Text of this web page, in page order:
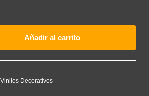
Añadir al carrito
Vinilos Decorativos